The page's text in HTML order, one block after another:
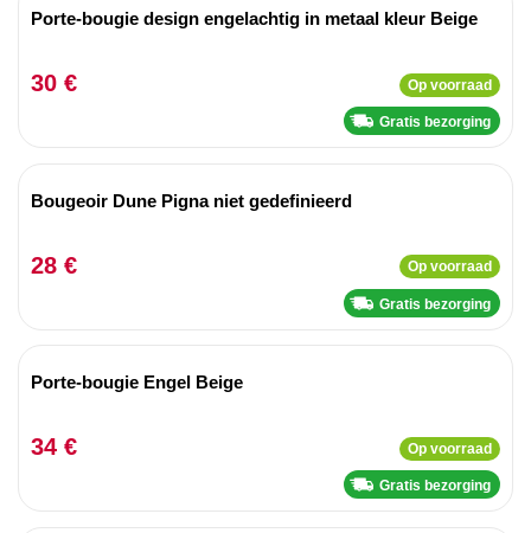
Porte-bougie design engelachtig in metaal kleur Beige
30 € Op voorraad
Gratis bezorging
Bougeoir Dune Pigna niet gedefinieerd
28 € Op voorraad
Gratis bezorging
Porte-bougie Engel Beige
34 € Op voorraad
Gratis bezorging